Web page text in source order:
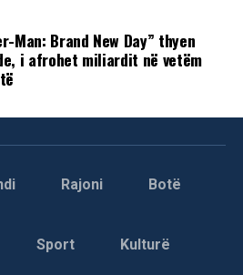
Man: Brand New Day” thyen
i afrohet miliardit në vetëm
Rajoni Botë
Sport Kulturë